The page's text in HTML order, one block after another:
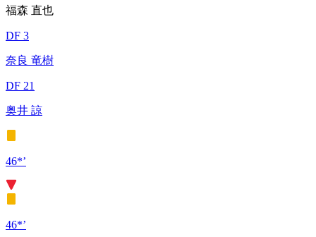
福森 直也
DF 3
奈良 竜樹
DF 21
奥井 諒
46*’
46*’